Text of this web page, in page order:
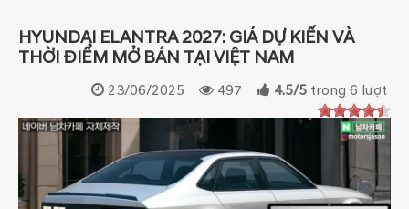
HYUNDAI ELANTRA 2027: GIÁ DỰ KIẾN VÀ
THỜI ĐIỂM MỞ BÁN TẠI VIỆT NAM
23/06/2025 497 4.5/5 trong 6 lượt